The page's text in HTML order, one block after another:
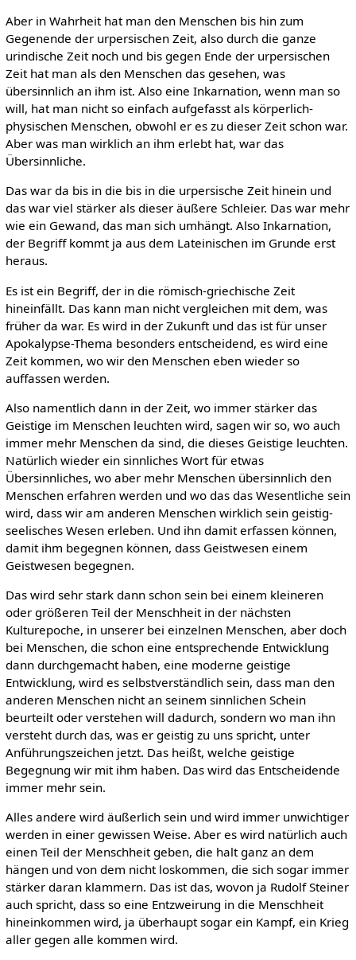
Aber in Wahrheit hat man den Menschen bis hin zum
Gegenende der urpersischen Zeit, also durch die ganze
urindische Zeit noch und bis gegen Ende der urpersischen
Zeit hat man als den Menschen das gesehen, was
übersinnlich an ihm ist. Also eine Inkarnation, wenn man so
will, hat man nicht so einfach aufgefasst als körperlich-
physischen Menschen, obwohl er es zu dieser Zeit schon war.
Aber was man wirklich an ihm erlebt hat, war das
Übersinnliche.
Das war da bis in die bis in die urpersische Zeit hinein und
das war viel stärker als dieser äußere Schleier. Das war mehr
wie ein Gewand, das man sich umhängt. Also Inkarnation,
der Begriff kommt ja aus dem Lateinischen im Grunde erst
heraus.
Es ist ein Begriff, der in die römisch-griechische Zeit
hineinfällt. Das kann man nicht vergleichen mit dem, was
früher da war. Es wird in der Zukunft und das ist für unser
Apokalypse-Thema besonders entscheidend, es wird eine
Zeit kommen, wo wir den Menschen eben wieder so
auffassen werden.
Also namentlich dann in der Zeit, wo immer stärker das
Geistige im Menschen leuchten wird, sagen wir so, wo auch
immer mehr Menschen da sind, die dieses Geistige leuchten.
Natürlich wieder ein sinnliches Wort für etwas
Übersinnliches, wo aber mehr Menschen übersinnlich den
Menschen erfahren werden und wo das das Wesentliche sein
wird, dass wir am anderen Menschen wirklich sein geistig-
seelisches Wesen erleben. Und ihn damit erfassen können,
damit ihm begegnen können, dass Geistwesen einem
Geistwesen begegnen.
Das wird sehr stark dann schon sein bei einem kleineren
oder größeren Teil der Menschheit in der nächsten
Kulturepoche, in unserer bei einzelnen Menschen, aber doch
bei Menschen, die schon eine entsprechende Entwicklung
dann durchgemacht haben, eine moderne geistige
Entwicklung, wird es selbstverständlich sein, dass man den
anderen Menschen nicht an seinem sinnlichen Schein
beurteilt oder verstehen will dadurch, sondern wo man ihn
versteht durch das, was er geistig zu uns spricht, unter
Anführungszeichen jetzt. Das heißt, welche geistige
Begegnung wir mit ihm haben. Das wird das Entscheidende
immer mehr sein.
Alles andere wird äußerlich sein und wird immer unwichtiger
werden in einer gewissen Weise. Aber es wird natürlich auch
einen Teil der Menschheit geben, die halt ganz an dem
hängen und von dem nicht loskommen, die sich sogar immer
stärker daran klammern. Das ist das, wovon ja Rudolf Steiner
auch spricht, dass so eine Entzweirung in die Menschheit
hineinkommen wird, ja überhaupt sogar ein Kampf, ein Krieg
aller gegen alle kommen wird.